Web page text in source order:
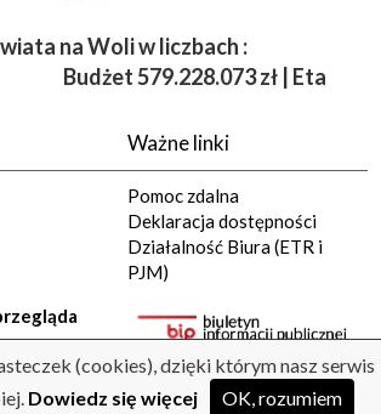
na Woli w liczbach :
Budżet579.228.073 zł | Etaty 3
Ważne linki
Pomoc zdalna
Deklaracja dostępności
Działalność Biura (ETR i
PJM)
(cookies), dzięki którym nasz serwis
Dowiedz się więcej OK, rozumiem